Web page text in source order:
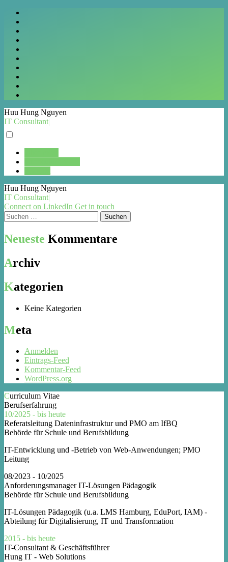
Huu Hung Nguyen
IT Consultant|
Huu Hung Nguyen
IT Consultant|
Connect on LinkedIn Get in touch
Suchen
nach:
Neueste Kommentare
Archiv
Kategorien
Keine Kategorien
Meta
Anmelden
Eintrags-Feed
Kommentar-Feed
WordPress.org
Curriculum Vitae
Berufserfahrung
10/2025 - bis heute
Referatsleitung Dateninfrastruktur und PMO am IfBQ
Behörde für Schule und Berufsbildung
IT-Entwicklung und -Betrieb von Web-Anwendungen; PMO
Leitung
08/2023 - 10/2025
Anforderungsmanager IT-Lösungen Pädagogik
Behörde für Schule und Berufsbildung
IT-Lösungen Pädagogik (u.a. LMS Hamburg, EduPort, IAM) -
Abteilung für Digitalisierung, IT und Transformation
2015 - bis heute
IT-Consultant & Geschäftsführer
Hung IT - Web Solutions